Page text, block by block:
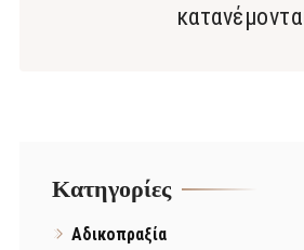
Kατηγορίες
Αδικοπραξία